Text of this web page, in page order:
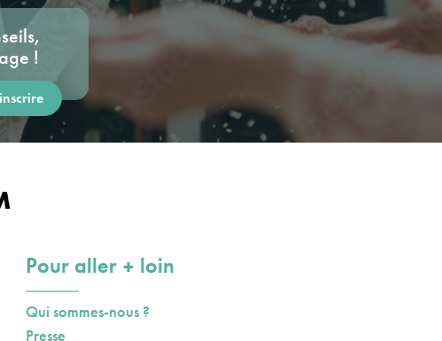
!
Pour aller plusloin
Qui sommes-nous ?
Presse